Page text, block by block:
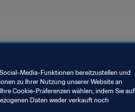
Media-Funktionen bereitzustellen und
zu Ihrer Nutzung unserer Website an
Cookie-Präferenzen wählen, indem Sie auf
Daten weder verkauft noch